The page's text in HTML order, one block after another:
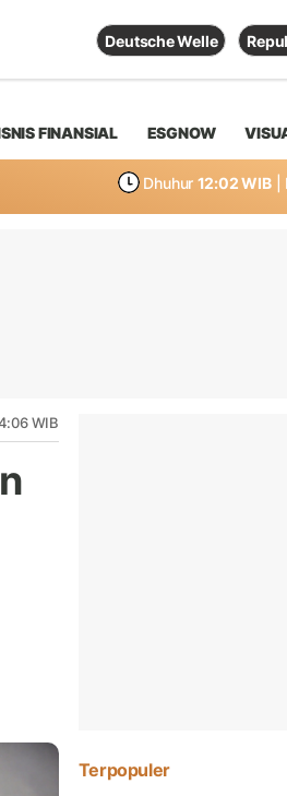
Deutsche Welle
FINANSIAL ESGNOW
Dhuhur 12:02 WIB
WIB
Terpopuler